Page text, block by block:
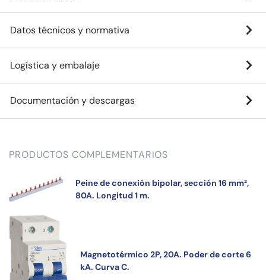
Datos técnicos y normativa
Logística y embalaje
Documentación y descargas
PRODUCTOS COMPLEMENTARIOS
Peine de conexión bipolar, sección 16 mm²,
80A. Longitud 1 m.
Magnetotérmico 2P, 20A. Poder de corte 6
kA. Curva C.